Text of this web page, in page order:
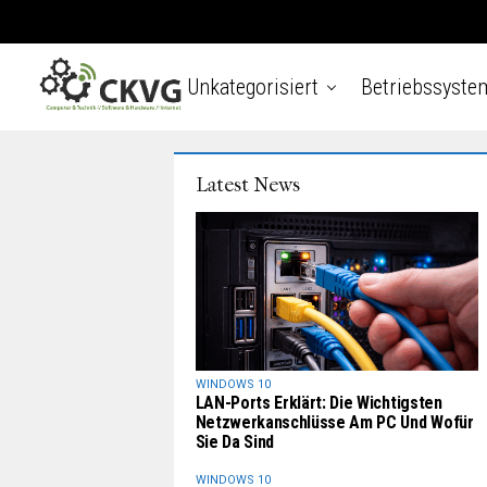
Unkategorisiert
Latest News
WINDOWS 10
LAN-Ports Erklärt: Die Wichtigsten
Netzwerkanschlüsse Am PC Und Wofür
Sie Da Sind
WINDOWS 10